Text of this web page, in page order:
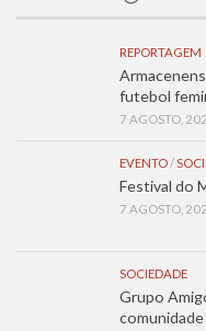
REPORTAGEM
futebol
7 AGOSTO,
EVENTO/
Festival do
7 AGOSTO,
SOCIEDADE
Grupo
comunidade